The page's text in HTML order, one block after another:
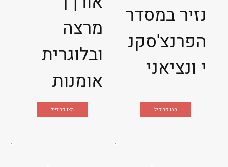
מרצה
ובלוגרית
אומנות
הצג פרופיל
נזיר במסדר
הפרנצ'סקנ
י ונציאני
הצג פרופיל